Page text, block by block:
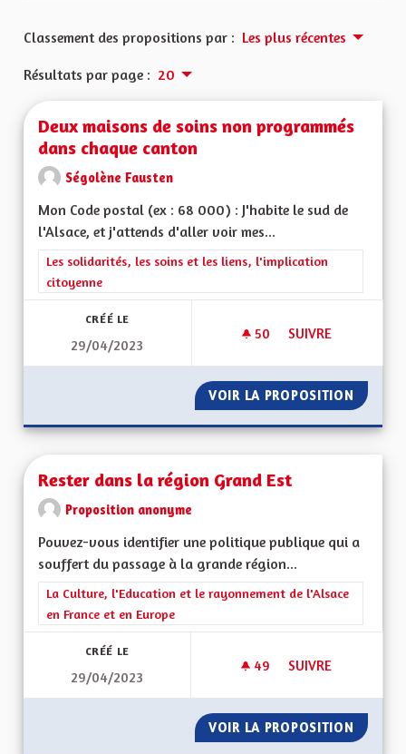
Classement des propositions par : Les plus récentes
Résultats par page : 20
Deux maisons de soins non programmés
dans chaque canton
Ségolène Fausten
Mon Code postal (ex : 68 000) : J'habite le sud de
l'Alsace, et j'attends d'aller voir mes...
Filtrer les résultats de la catégorie : Les solidarités, les soins
Les solidarités, les soins et les liens, l'implication
citoyenne
CRÉÉ LE
29/04/2023
50 50 ABONNÉS
SUIVRE
VOIR LA PROPOSITION DEUX
Rester dans la région Grand Est
Proposition anonyme
Pouvez-vous identifier une politique publique qui a
souffert du passage à la grande région...
Filtrer les résultats de la catégorie : La Culture, l'Education et
La Culture, l'Education et le rayonnement de l'Alsace
en France et en Europe
CRÉÉ LE
29/04/2023
49 49 ABONNÉS
SUIVRE
VOIR LA PROPOSITION